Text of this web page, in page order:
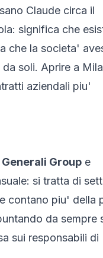
Claude circa il
significa che
che la societa'
soli. Aprire a
aziendali piu'
Generali Group e
si tratta di
contano piu' della
da sempre
sui responsabili di